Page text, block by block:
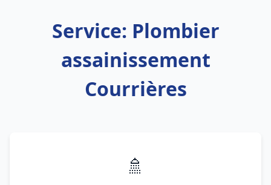
Service: Plombier
assainissement
Courrières
🚿